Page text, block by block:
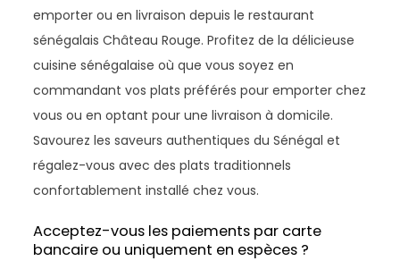
emporter ou en livraison depuis le restaurant
sénégalais Château Rouge. Profitez de la délicieuse
cuisine sénégalaise où que vous soyez en
commandant vos plats préférés pour emporter chez
vous ou en optant pour une livraison à domicile.
Savourez les saveurs authentiques du Sénégal et
régalez-vous avec des plats traditionnels
confortablement installé chez vous.
Acceptez-vous les paiements par carte
bancaire ou uniquement en espèces ?